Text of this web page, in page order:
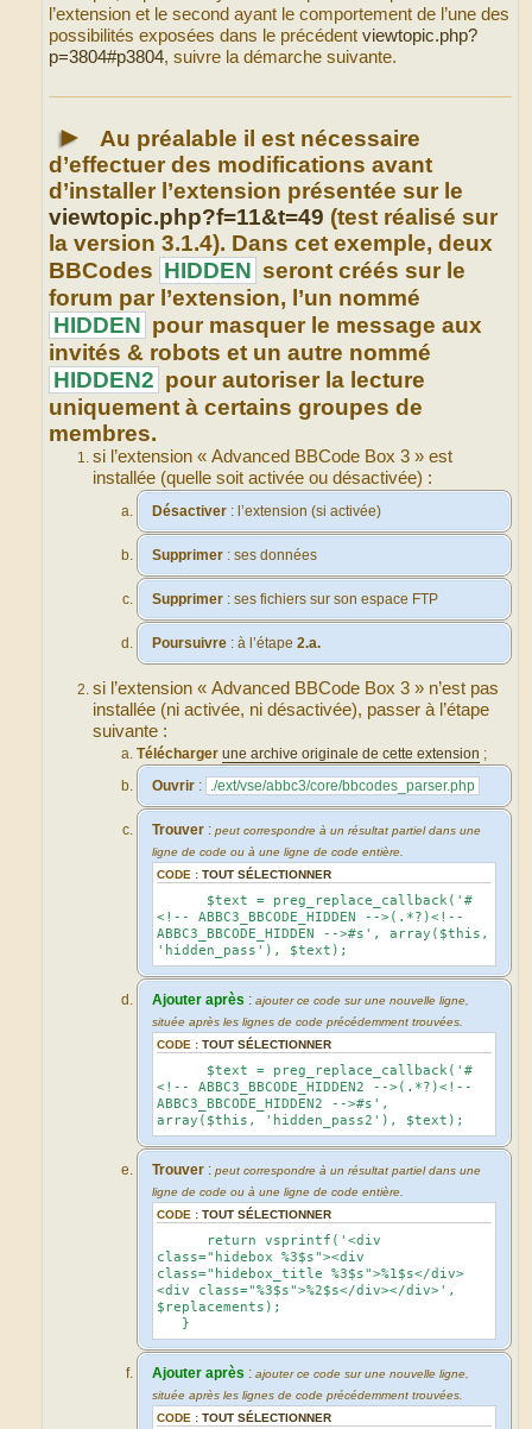
l’extension et le second ayant le comportement de l’une des
possibilités exposées dans le précédent viewtopic.php?
p=3804#p3804, suivre la démarche suivante.
►
Au préalable il est nécessaire
d’effectuer des modifications avant
d’installer l’extension présentée sur le
viewtopic.php?f=11&t=49 (test réalisé sur
la version 3.1.4). Dans cet exemple, deux
BBCodes HIDDEN seront créés sur le
forum par l’extension, l’un nommé
HIDDEN pour masquer le message aux
invités & robots et un autre nommé
HIDDEN2 pour autoriser la lecture
uniquement à certains groupes de
membres.
si l’extension « Advanced BBCode Box 3 » est
installée (quelle soit activée ou désactivée) :
Désactiver : l’extension (si activée)
Supprimer : ses données
Supprimer : ses fichiers sur son espace FTP
Poursuivre : à l’étape2.a.
si l’extension « Advanced BBCode Box 3 » n’est pas
installée (ni activée, ni désactivée), passer à l’étape
suivante :
Télécharger une archive originale de cette extension ;
Ouvrir : ./ext/vse/abbc3/core/bbcodes_parser.php
Trouver :peut correspondre à un résultat partiel dans une
ligne de code ou à une ligne de code entière.
CODE :TOUT SÉLECTIONNER
$text = preg_replace_callback('#
<!-- ABBC3_BBCODE_HIDDEN -->(.*?)<!--
ABBC3_BBCODE_HIDDEN -->#s', array($this,
'hidden_pass'), $text);
Ajouter après :ajouter ce code sur une nouvelle ligne,
située après les lignes de code précédemment trouvées.
CODE :TOUT SÉLECTIONNER
$text = preg_replace_callback('#
<!-- ABBC3_BBCODE_HIDDEN2 -->(.*?)<!--
ABBC3_BBCODE_HIDDEN2 -->#s',
array($this, 'hidden_pass2'), $text);
Trouver :peut correspondre à un résultat partiel dans une
ligne de code ou à une ligne de code entière.
CODE :TOUT SÉLECTIONNER
return vsprintf('<div
class="hidebox %3$s"><div
class="hidebox_title %3$s">%1$s</div>
<div class="%3$s">%2$s</div></div>',
$replacements);
}
Ajouter après :ajouter ce code sur une nouvelle ligne,
située après les lignes de code précédemment trouvées.
CODE :TOUT SÉLECTIONNER